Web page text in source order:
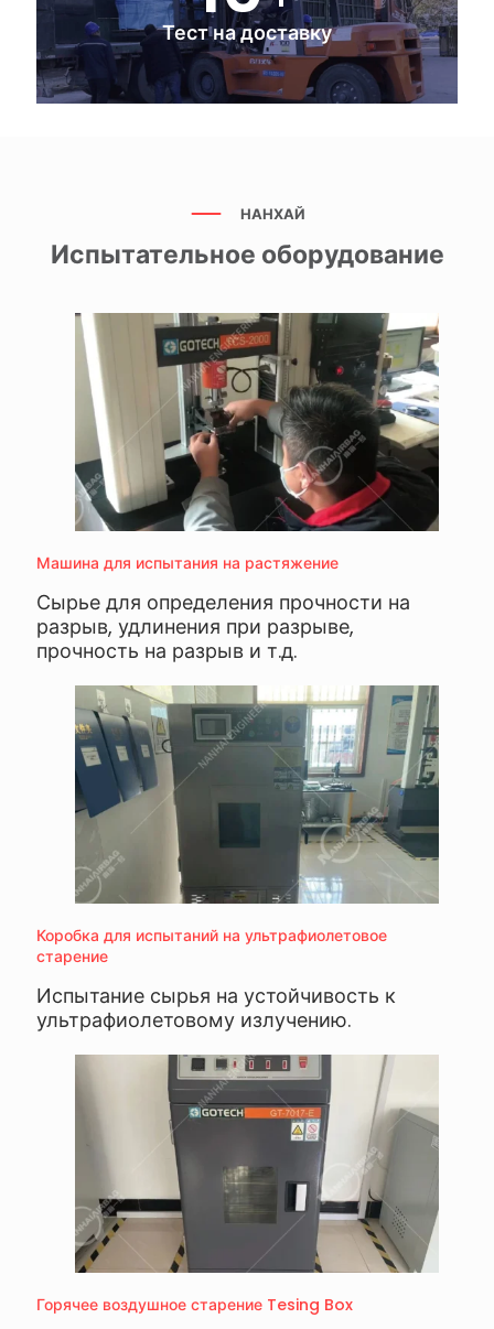
Тест на доставку
НАНХАЙ
Испытательное оборудование
Машина для испытания на растяжение
Сырье для определения прочности на
разрыв, удлинения при разрыве,
прочность на разрыв и т.д.
Коробка для испытаний на ультрафиолетовое
старение
Испытание сырья на устойчивость к
ультрафиолетовому излучению.
Горячее воздушное старение Tesing Box